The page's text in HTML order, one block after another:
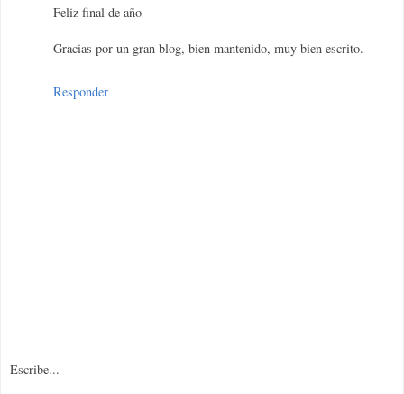
Feliz final de año
Gracias por un gran blog, bien mantenido, muy bien escrito.
Responder
Escribe...